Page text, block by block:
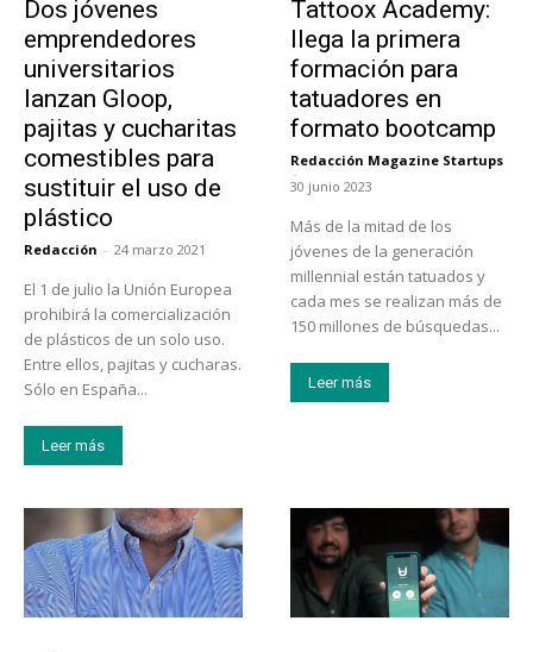
Dos jóvenes
emprendedores
universitarios
lanzan Gloop,
pajitas y cucharitas
comestibles para
sustituir el uso de
plástico
Redacción - 24 marzo 2021
El 1 de julio la Unión Europea
prohibirá la comercialización
de plásticos de un solo uso.
Entre ellos, pajitas y cucharas.
Sólo en España...
Leer más
Tattoox Academy:
llega la primera
formación para
tatuadores en
formato bootcamp
Redacción Magazine Startups
-
30 junio 2023
Más de la mitad de los
jóvenes de la generación
millennial están tatuados y
cada mes se realizan más de
150 millones de búsquedas...
Leer más